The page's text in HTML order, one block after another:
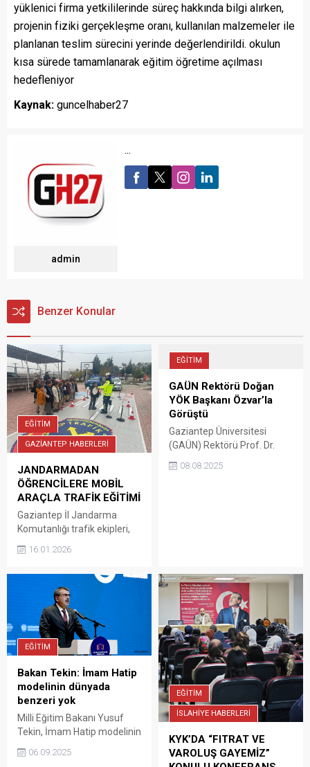
yüklenici firma yetkililerinde süreç hakkında bilgi alırken,
projenin fiziki gerçekleşme oranı, kullanılan malzemeler ile
planlanan teslim sürecini yerinde değerlendirildi. okulun
kısa sürede tamamlanarak eğitim öğretime açılması
hedefleniyor
Kaynak: guncelhaber27
admin
...
Benzer Konular
EĞİTİM
GAZİANTEP HABERLERİ
JANDARMADAN
ÖĞRENCİLERE MOBİL
ARAÇLA TRAFİK EĞİTİMİ
Gaziantep İl Jandarma
Komutanlığı trafik ekipleri,
İlçelerindeki İlköğretim
176 öğrenciye mobil araçla
trafik eğitini verdi. İl
Jandarma Komutanlığına
bağlı trafik ekipleri,
Jandarma Mobil Trafik
Eğitim Aracıyla yarıyıl tatili
öncesi 176 öğrenciye trafik
eğitimi hakkında
bilgilendirme gerçekleştirdi.
Jandarma ekipleri,
Öğrencilerde trafik bilincini
artırmak ve eğitimi...
16.01.2026
EĞİTİM
GAÜN Rektörü Doğan
YÖK Başkanı Özvar’la
Görüştü
Gaziantep Üniversitesi
(GAÜN) Rektörü Prof. Dr.
Yükseköğretim Kurulu (YÖK)
08.08.2025
EĞİTİM
Bakan Tekin: İmam Hatip
modelinin dünyada
benzeri yok
Milli Eğitim Bakanı Yusuf
Tekin, İmam Hatip modelinin
olmadığını, bu modeli
06.09.2025
EĞİTİM
İSLAHİYE HABERLERİ
KYK’DA “FITRAT VE
VAROLUŞ GAYEMİZ”